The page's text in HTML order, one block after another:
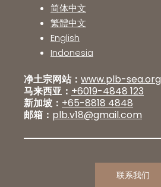
简体中文
繁體中文
English
Indonesia
净土宗网站： www.plb-sea.org
马来西亚： +6019-4848 123
新加坡： +65-8818 4848
邮箱： plb.v18@gmail.com
联系我们